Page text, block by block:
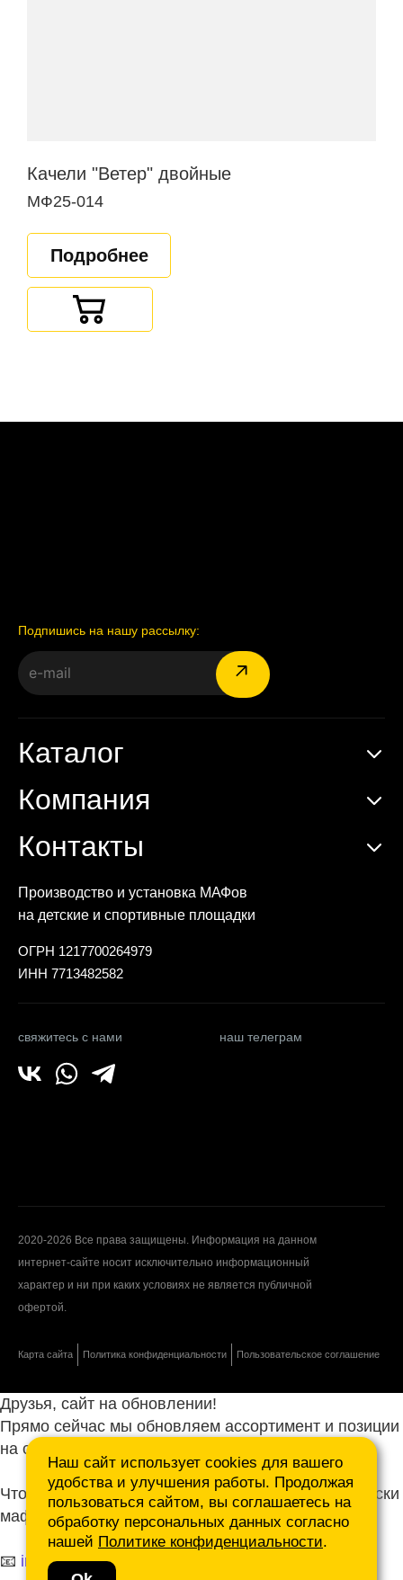
Качели "Ветер" двойные
МФ25-014
Подробнее
Подпишись на нашу рассылку:
Производство и установка МАФов
на детские и спортивные площадки
ОГРН 1217700264979
ИНН 7713482582
свяжитесь с нами наш телеграм
Каталог
Компания
Контакты
2020-2026 Все права защищены. Информация на данном
интернет-сайте носит исключительно информационный
характер и ни при каких условиях не является публичной
офертой.
Карта сайта Политика конфиденциальности Пользовательское соглашение
Наш сайт использует cookies для вашего
удобства и улучшения работы. Продолжая
пользоваться сайтом, вы соглашаетесь на
обработку персональных данных согласно
нашей Политике конфиденциальности.
Друзья, сайт на обновлении!
Прямо сейчас мы обновляем ассортимент и позиции
на сайте.
Чтобы не ждать, присылайте ваши запросы и списки
маф нам на почту.
📧 info@mafmasterfibre.ru